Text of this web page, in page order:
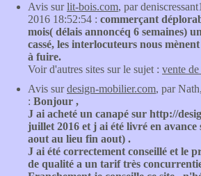
Avis surlit-bois.com, par
2016 18:52:54 : commerçant
mois( délais annoncéq 6 semaines)
cassé, les interlocuteurs nous
à fuire.
Voir d'autres sites sur le sujet : vente
Avis surdesign-mobilier.com, par
: Bonjour ,
J ai acheté un canapé sur http://
juillet 2016 et j ai été livré en avance
aout au lieu fin aout) .
J ai été correctement conseillé et le
de qualité a un tarif très